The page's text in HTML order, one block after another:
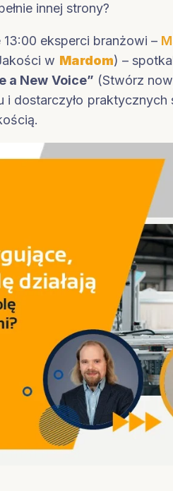
innej strony?
eksperci branżowi –
w Mardom) –
a New Voice” (Stwórz
dostarczyło